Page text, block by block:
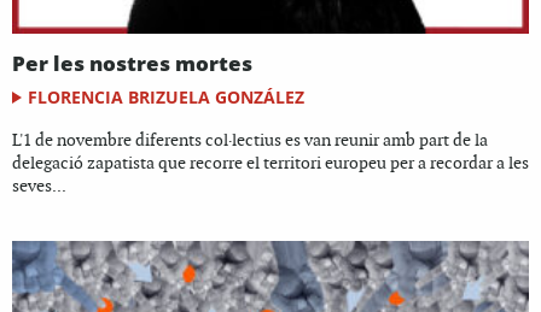
Per les nostres mortes
FLORENCIA BRIZUELA GONZÁLEZ
L'1 de novembre diferents col·lectius es van reunir amb part de la
delegació zapatista que recorre el territori europeu per a recordar a les
seves...